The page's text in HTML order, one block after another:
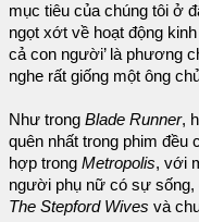
mục tiêu của chúng tôi ở
ngọt xớt về hoạt động
cả con người’ là phương
nghe rất giống một ông
Như trong Blade Runner,
quên nhất trong phim
hợp trong Metropolis, với
người phụ nữ có sự sống,
The Stepford Wives và